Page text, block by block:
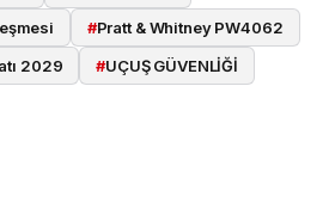
#Pratt & Whitney PW4062
2029 #UÇUŞ GÜVENLİĞİ